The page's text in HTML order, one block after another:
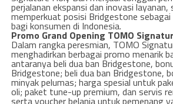
perjalanan ekspansi dan inovasi layanan,
memperkuat posisi Bridgestone
bagi konsumen di Indonesia.
Promo Grand Opening TOMO
Dalam rangka peresmian, TOMO
menghadirkan berbagai promo menarik
antaranya beli dua ban Bridgestone,
Bridgestone; beli dua ban Bridgestone,
minyak pelumas; harga spesial untuk
oli; paket tune-up premium, dan servis
serta voucher belanja untuk pemenang